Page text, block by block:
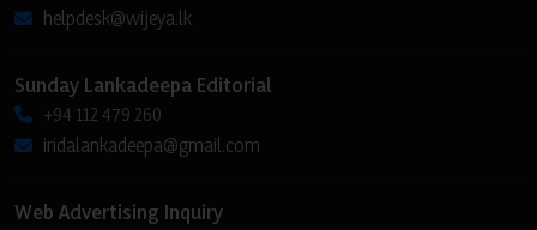
helpdesk@wijeya.lk
Sunday Lankadeepa Editorial
+94 112 479 260
iridalankadeepa@gmail.com
Web Advertising Inquiry